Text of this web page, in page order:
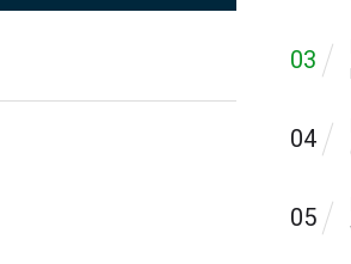
03
04
05